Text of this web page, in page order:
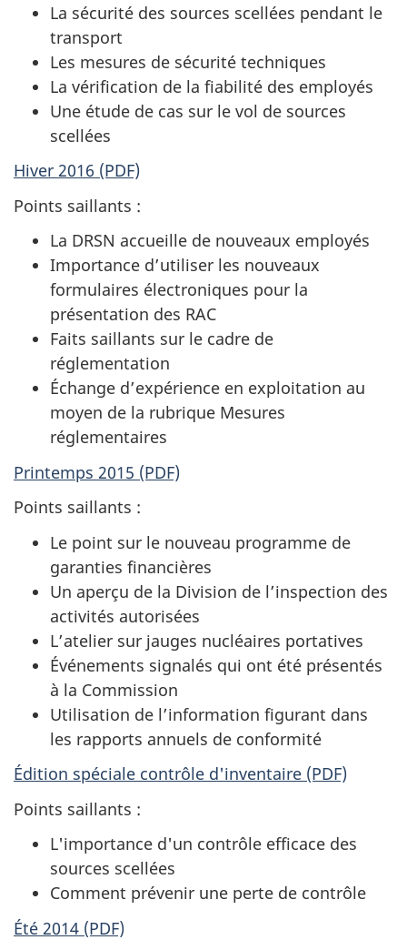
La sécurité des sources scellées pendant le
transport
Les mesures de sécurité techniques
La vérification de la fiabilité des employés
Une étude de cas sur le vol de sources
scellées
Hiver 2016 (PDF)
Points saillants :
La DRSN accueille de nouveaux employés
Importance d’utiliser les nouveaux
formulaires électroniques pour la
présentation des RAC
Faits saillants sur le cadre de
réglementation
Échange d’expérience en exploitation au
moyen de la rubrique Mesures
réglementaires
Printemps 2015 (PDF)
Points saillants :
Le point sur le nouveau programme de
garanties financières
Un aperçu de la Division de l’inspection des
activités autorisées
L’atelier sur jauges nucléaires portatives
Événements signalés qui ont été présentés
à la Commission
Utilisation de l’information figurant dans
les rapports annuels de conformité
Édition spéciale contrôle d'inventaire (PDF)
Points saillants :
L'importance d'un contrôle efficace des
sources scellées
Comment prévenir une perte de contrôle
Été 2014 (PDF)